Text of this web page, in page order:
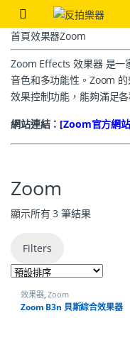
首頁效果器Zoom
Zoom Effects 效果器 是一
音色和多功能性。Zoom
效果控制功能，能夠滿足
網站連結： [Zoom官方網
Zoom
顯示所有 3 筆結果
Filters
效果器,Zoom
Zoom B3n 貝斯綜合效果器